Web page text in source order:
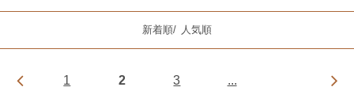
新着順/ 人気順
1 2 3 ...